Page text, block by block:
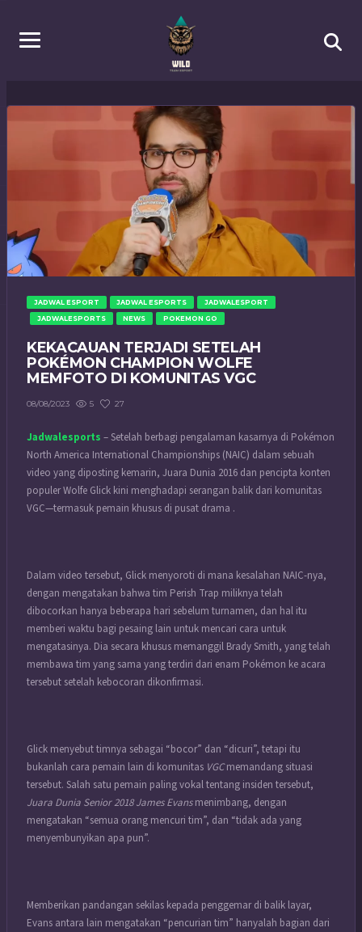
JADWAL ESPORT JADWAL ESPORTS
JADWALESPORT
JADWALESPORTS
NEWS POKEMON GO
KEKACAUAN TERJADI SETELAH
POKÉMON CHAMPION WOLFE
MEMFOTO DI KOMUNITAS VGC
08/08/2023 5 27
Jadwalesports – Setelah berbagi pengalaman kasarnya di Pokémon
North America International Championships (NAIC) dalam sebuah
video yang diposting kemarin, Juara Dunia 2016 dan pencipta konten
populer Wolfe Glick kini menghadapi serangan balik dari komunitas
VGC—termasuk pemain khusus di pusat drama .
Dalam video tersebut, Glick menyoroti di mana kesalahan NAIC-nya,
dengan mengatakan bahwa tim Perish Trap miliknya telah
dibocorkan hanya beberapa hari sebelum turnamen, dan hal itu
memberi waktu bagi pesaing lain untuk mencari cara untuk
mengatasinya. Dia secara khusus memanggil Brady Smith, yang telah
membawa tim yang sama yang terdiri dari enam Pokémon ke acara
tersebut setelah kebocoran dikonfirmasi.
Glick menyebut timnya sebagai “bocor” dan “dicuri”, tetapi itu
bukanlah cara pemain lain di komunitas VGCmemandang situasi
tersebut. Salah satu pemain paling vokal tentang insiden tersebut,
Juara Dunia Senior 2018 James Evansmenimbang, dengan
mengatakan “semua orang mencuri tim”, dan “tidak ada yang
menyembunyikan apa pun”.
Memberikan pandangan sekilas kepada penggemar di balik layar,
Evans antara lain mengatakan “pencurian tim” hanyalah bagian dari